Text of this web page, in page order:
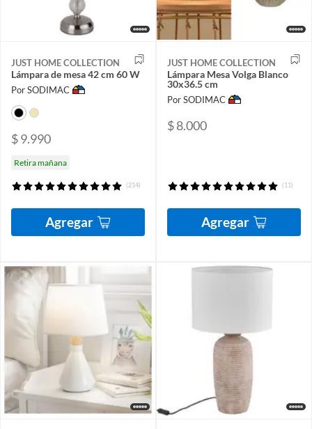
JUST HOME COLLECTION
Lámpara de mesa 42 cm 60 W
Por SODIMAC
$ 9.990
Retira mañana
(214)
Agregar
JUST HOME COLLECTION
Lámpara Mesa Volga Blanco
30x36.5 cm
Por SODIMAC
$ 8.000
(11)
Agregar